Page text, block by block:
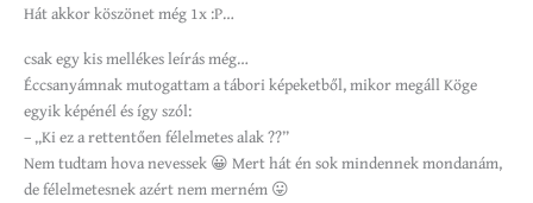
Hát akkor köszönet még 1x :P…
csak egy kis mellékes leírás még…
Éccsanyámnak mutogattam a tábori képeketből, mikor megáll Köge
egyik képénél és így szól:
– „Ki ez a rettentően félelmetes alak ??”
Nem tudtam hova nevessek 😀 Mert hát én sok mindennek mondanám,
de félelmetesnek azért nem merném 😛